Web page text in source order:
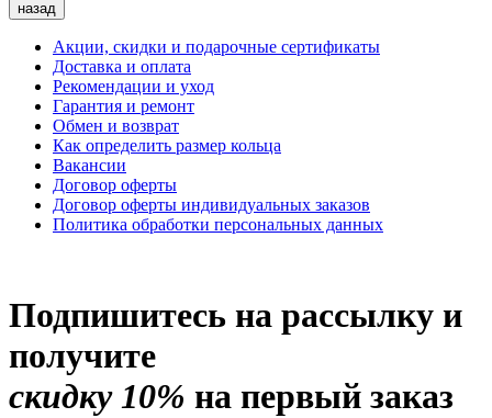
назад
Акции, скидки и подарочные сертификаты
Доставка и оплата
Рекомендации и уход
Гарантия и ремонт
Обмен и возврат
Как определить размер кольца
Вакансии
Договор оферты
Договор оферты индивидуальных заказов
Политика обработки персональных данных
Подпишитесь на рассылку и
получите
скидку 10% на первый заказ